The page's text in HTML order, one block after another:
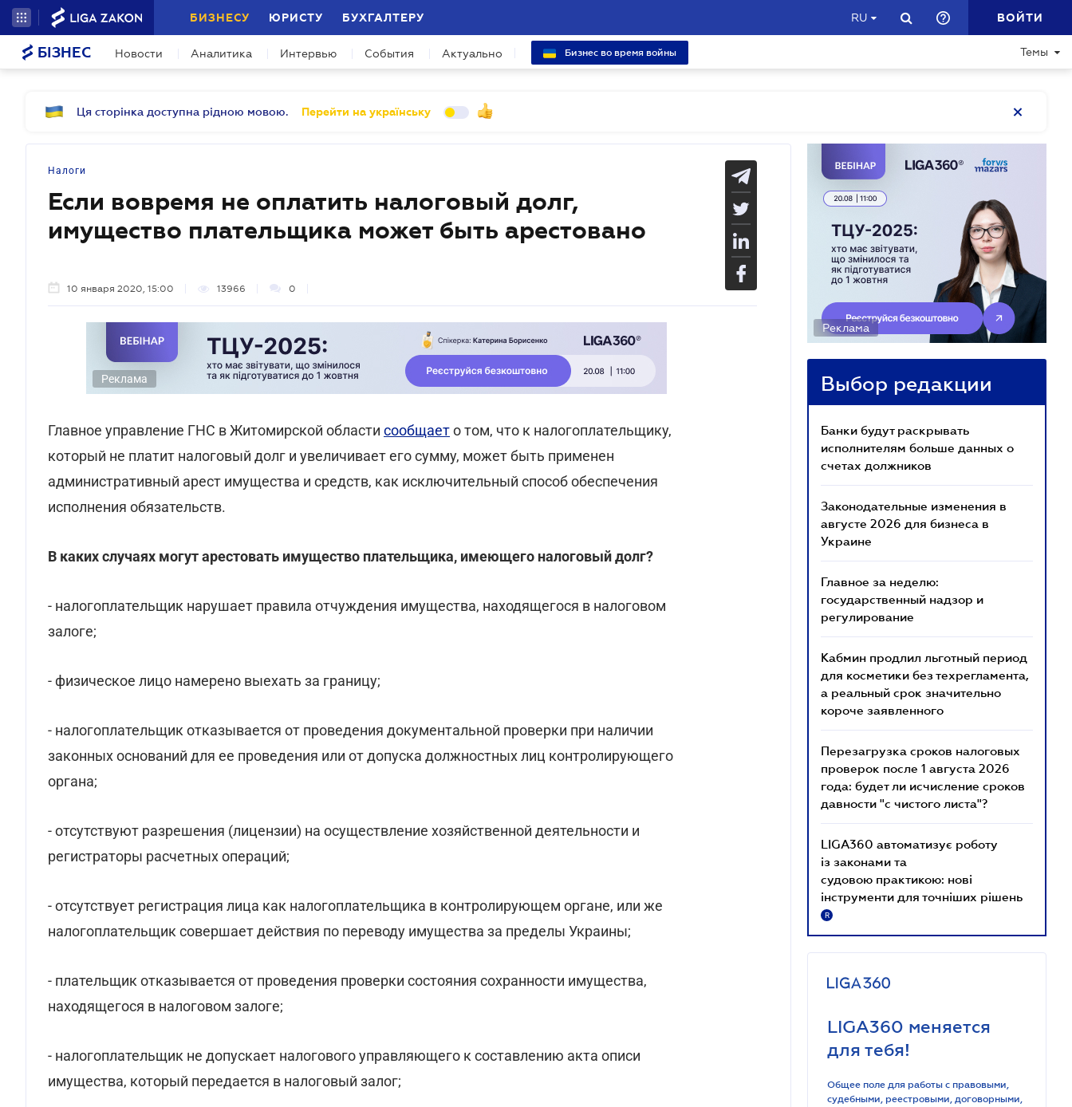
БИЗНЕСУ ЮРИСТУ БУХГАЛТЕРУ RU ВОЙТИ
БІЗНЕС Новости Аналитика Интервью События Актуально Бизнес во время войны Темы
Ця сторінка доступна рідною мовою. Перейти на українську
Налоги
Если вовремя не оплатить налоговый долг,
имущество плательщика может быть арестовано
10 января 2020, 15:00 13966 0
Реклама
Главное управление ГНС в Житомирской области сообщаето том, что к налогоплательщику,
который не платит налоговый долг и увеличивает его сумму, может быть применен
административный арест имущества и средств, как исключительный способ обеспечения
исполнения обязательств.
В каких случаях могут арестовать имущество плательщика, имеющего налоговый долг?
- налогоплательщик нарушает правила отчуждения имущества, находящегося в налоговом
залоге;
- физическое лицо намерено выехать за границу;
- налогоплательщик отказывается от проведения документальной проверки при наличии
законных оснований для ее проведения или от допуска должностных лиц контролирующего
органа;
- отсутствуют разрешения (лицензии) на осуществление хозяйственной деятельности и
регистраторы расчетных операций;
- отсутствует регистрация лица как налогоплательщика в контролирующем органе, или же
налогоплательщик совершает действия по переводу имущества за пределы Украины;
- плательщик отказывается от проведения проверки состояния сохранности имущества,
находящегося в налоговом залоге;
- налогоплательщик не допускает налогового управляющего к составлению акта описи
имущества, который передается в налоговый залог;
Реклама
Выбор редакции
Банки будут раскрывать
исполнителям больше данных о
счетах должников
Законодательные изменения в
августе 2026 для бизнеса в
Украине
Главное за неделю:
государственный надзор и
регулирование
Кабмин продлил льготный период
для косметики без техрегламента,
а реальный срок значительно
короче заявленного
Перезагрузка сроков налоговых
проверок после 1 августа 2026
года: будет ли исчисление сроков
давности "с чистого листа"?
LIGA360 автоматизує роботу
із законами та
судовою практикою: нові
інструменти для точніших рішень
R
LIGA360 меняется
для тебя!
Общее поле для работы с правовыми,
судебными, реестровыми, договорными,